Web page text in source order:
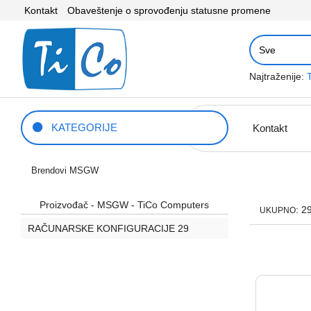
Kontakt Obaveštenje o sprovođenju statusne promene
Najtraženije:
KATEGORIJE Kontakt
Brendovi MSGW
Proizvođač - MSGW - TiCo Computers
RAČUNARSKE KONFIGURACIJE 29
UKUPNO: